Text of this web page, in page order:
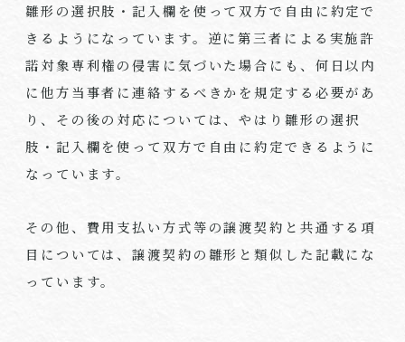
雛形の選択肢・記入欄を使って双方で自由に約定で
きるようになっています。逆に第三者による実施許
諾対象専利権の侵害に気づいた場合にも、何日以内
に他方当事者に連絡するべきかを規定する必要があ
り、その後の対応については、やはり雛形の選択
肢・記入欄を使って双方で自由に約定できるように
なっています。
その他、費用支払い方式等の譲渡契約と共通する項
目については、譲渡契約の雛形と類似した記載にな
っています。